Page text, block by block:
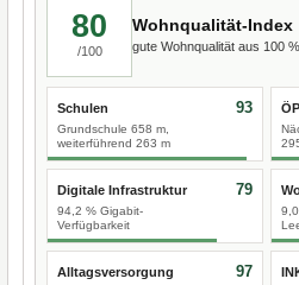
80
/100
Wohnqualität-Index
gute Wohnqualität aus 100
Schulen
Grundschule 658 m,
weiterführend 263 m
93
Digitale Infrastruktur
94,2 % Gigabit-
Verfügbarkeit
79
Alltagsversorgung 97